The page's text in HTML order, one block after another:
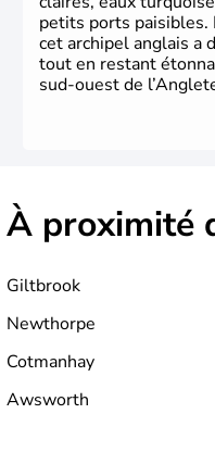
l’essor industriel du
petits ports paisibles.
cet archipel anglais a
tout en restant
sud-ouest de
À proximité
Giltbrook
Newthorpe
Cotmanhay
Awsworth